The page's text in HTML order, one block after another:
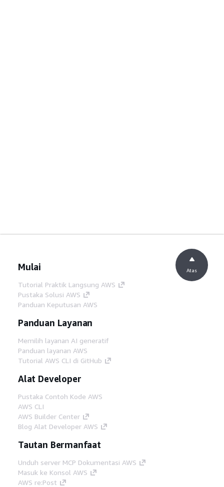
Mulai
Tutorial Praktik Langsung AWS
Pustaka Solusi AWS
Panduan Keputusan AWS
Panduan Layanan
Memilih layanan AI generatif
Panduan layanan AWS
Tutorial AWS CLI di GitHub
Alat Developer
Pustaka Contoh Kode AWS
AWS CLI
AWS Builder Center
Blog Alat Developer AWS
Tautan Bermanfaat
Unduh server MCP Dokumentasi AWS
Masuk ke Konsol AWS
AWS re:Post
Atas